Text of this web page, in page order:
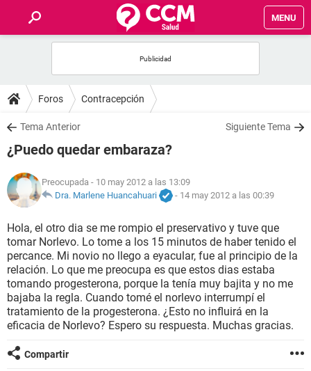
MENU
FOROS
SALUD
FAMILIA
NUTRICIÓN
BIENESTAR
SEXUALIDAD
GLOSARIO
Foros Contracepción
Tema Anterior Siguiente Tema
¿Puedo quedar embaraza?
Preocupada - 10 may 2012 a las 13:09
Dra. Marlene Huancahuari
- 14 may 2012 a las 00:39
Hola, el otro dia se me rompio el preservativo y tuve que
tomar Norlevo. Lo tome a los 15 minutos de haber tenido el
percance. Mi novio no llego a eyacular, fue al principio de la
relación. Lo que me preocupa es que estos dias estaba
tomando progesterona, porque la tenía muy bajita y no me
bajaba la regla. Cuando tomé el norlevo interrumpí el
tratamiento de la progesterona. ¿Esto no influirá en la
eficacia de Norlevo? Espero su respuesta. Muchas gracias.
Compartir